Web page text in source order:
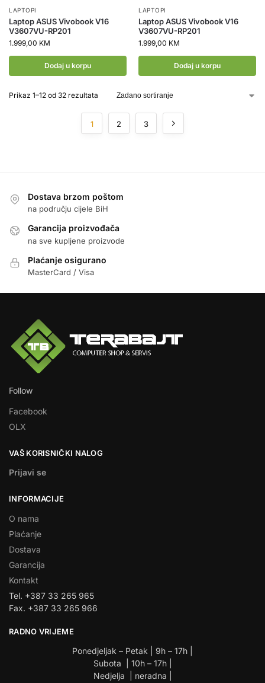
LAPTOPI
Laptop ASUS Vivobook V16
V3607VU-RP201
1.999,00 KM
Dodaj u korpu
LAPTOPI
Laptop ASUS Vivobook V16
V3607VU-RP201
1.999,00 KM
Dodaj u korpu
Prikaz 1–12 od 32 rezultata
1 2 3
Dostava brzom poštom
na području cijele BiH
Garancija proizvođača
na sve kupljene proizvode
Plaćanje osigurano
MasterCard / Visa
Follow
Facebook
OLX
VAŠ KORISNIČKI NALOG
Prijavi se
INFORMACIJE
O nama
Plaćanje
Dostava
Garancija
Kontakt
Tel. +387 33 265 965
Fax. +387 33 265 966
RADNO VRIJEME
Ponedjeljak – Petak | 9h – 17h |
Subota | 10h – 17h |
Nedjelja | neradna |